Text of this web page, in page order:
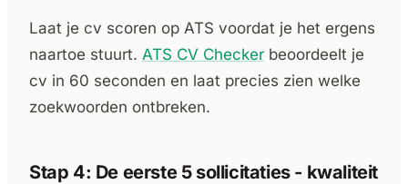
Laat je cv scoren op ATS voordat je het ergens
naartoe stuurt. ATS CV Checker beoordeelt je
cv in 60 seconden en laat precies zien welke
zoekwoorden ontbreken.
Stap 4: De eerste 5 sollicitaties - kwaliteit